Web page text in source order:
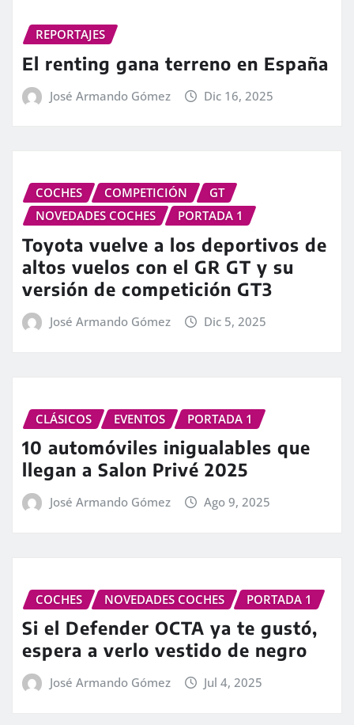
REPORTAJES
El renting gana terreno en España
José Armando Gómez Dic 16, 2025
COCHES COMPETICIÓN
GT
NOVEDADES COCHES
PORTADA 1
Toyota vuelve a los deportivos de
altos vuelos con el GR GT y su
versión de competición GT3
José Armando Gómez Dic 5, 2025
CLÁSICOS EVENTOS PORTADA 1
10 automóviles inigualables que
llegan a Salon Privé 2025
José Armando Gómez Ago 9, 2025
COCHES NOVEDADES COCHES PORTADA 1
Si el Defender OCTA ya te gustó,
espera a verlo vestido de negro
José Armando Gómez Jul 4, 2025